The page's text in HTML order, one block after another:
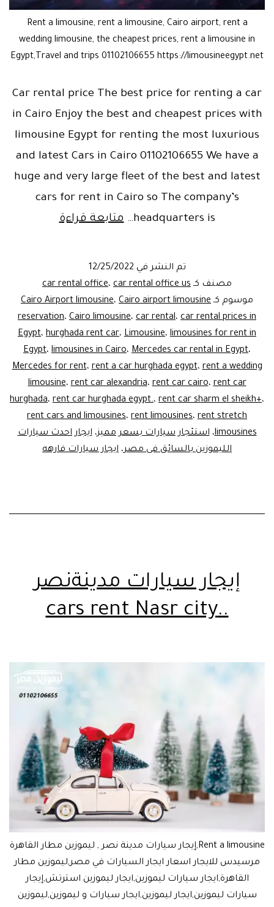
Rent a limousine, rent a limousine, Cairo airport, rent a
wedding limousine, the cheapest prices, rent a limousine in
Egypt,Travel and trips 01102106655 https://limousineegypt.net
Car rental price The best price for renting a car
in Cairo Enjoy the best and cheapest prices with
limousine Egypt for renting the most luxurious
and latest Cars in Cairo 01102106655 We have a
huge and very large fleet of the best and latest
cars for rent in Cairo so The company’s
headquarters is…
متابعة قراءة
–
Cairo
تم النشر في 12/25/2022
مصنف كـ
car rental office، car rental office us
موسوم كـ
Cairo Airport limousine، Cairo airport limousine
reservation، Cairo limousine، car rental، car rental prices in
Egypt، hurghada rent car، Limousine، limousines for rent in
Egypt، limousines in Cairo، Mercedes car rental in Egypt،
Mercedes for rent،rent a car hurghada egypt،rent a wedding
limousine،rent car alexandria،rent car cairo،rent car
hurghada، rent car hurghada egypt.، rent car sharm el sheikh+،
rent cars and limousines، rent limousines، rent stretch
limousines،استئجار سيارات بسعر مميز،ايجار احدث سيارات
الليموزين بالسائق فى مصر، ايجار سيارات فارهه
إيجار سيارات مدينةنصر
..cars rent Nasr city
Rent a limousine,إيجار سيارات مدينة نصر , ليموزين مطار القاهرة
مرسيدس للايجار اسعار ايجار السيارات في مصر,ليموزين مطار
القاهرة,ايجار سيارات ليموزين,ايجار ليموزين استرتش,إيجار
سيارات ليموزين,ايجار ليموزين,ايجار سيارات و ليموزين,ليموزين